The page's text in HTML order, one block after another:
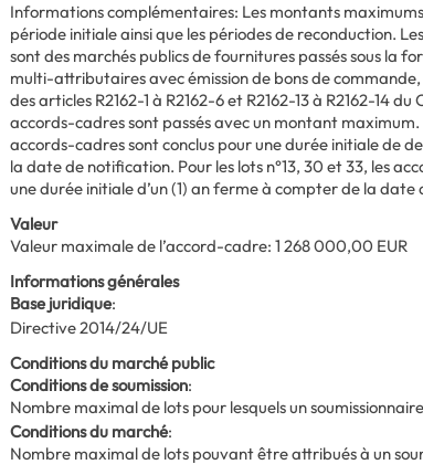
Informations complémentaires: Les montants
période initiale ainsi que les périodes de reconduction.
sont des marchés publics de fournitures passés sous la
multi-attributaires avec émission de bons de
des articles R2162-1 à R2162-6 et R2162-13 à R2162-14 du
accords-cadres sont passés avec un montant maximum.
accords-cadres sont conclus pour une durée initiale de
la date de notification. Pour les lots n°13, 30 et 33, les
une durée initiale d’un (1) an ferme à compter de la
Valeur
Valeur maximale de l’accord-cadre: 1 268 000,00 EUR
Informations générales
Base juridique:
Directive 2014/24/UE
Conditions du marché public
Conditions de soumission:
Nombre maximal de lots pour lesquels un
Conditions du marché:
Nombre maximal de lots pouvant être attribués à un